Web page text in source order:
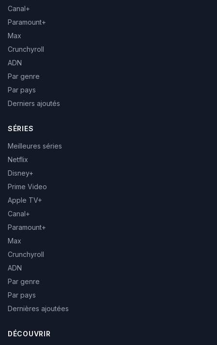
Canal+
Paramount+
Max
Crunchyroll
ADN
Par genre
Par pays
Derniers ajoutés
SÉRIES
Meilleures séries
Netflix
Disney+
Prime Video
Apple TV+
Canal+
Paramount+
Max
Crunchyroll
ADN
Par genre
Par pays
Dernières ajoutées
DÉCOUVRIR